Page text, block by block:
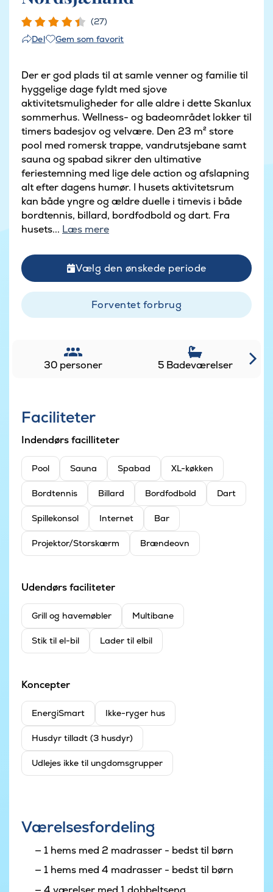
(27)
Del
Gem som favorit
Der er god plads til at samle venner og familie til
hyggelige dage fyldt med sjove
aktivitetsmuligheder for alle aldre i dette Skanlux
sommerhus. Wellness- og badeområdet lokker til
timers badesjov og velvære. Den 23 m² store
pool med romersk trappe, vandrutsjebane samt
sauna og spabad sikrer den ultimative
feriestemning med lige dele action og afslapning
alt efter dagens humør. I husets aktivitetsrum
kan både yngre og ældre duelle i timevis i både
bordtennis, billard, bordfodbold og dart. Fra
husets... Læs mere
Vælg den ønskede periode
Forventet forbrug
30 personer 5 Badeværelser
Faciliteter
Indendørs facilliteter
Pool Sauna Spabad XL-køkken
Bordtennis Billard Bordfodbold Dart
Spillekonsol Internet Bar
Projektor/Storskærm Brændeovn
Udendørs faciliteter
Grill og havemøbler Multibane
Stik til el-bil Lader til elbil
Koncepter
EnergiSmart Ikke-ryger hus
Husdyr tilladt (3 husdyr)
Udlejes ikke til ungdomsgrupper
Værelsesfordeling
1 hems med 2 madrasser - bedst til børn
1 hems med 4 madrasser - bedst til børn